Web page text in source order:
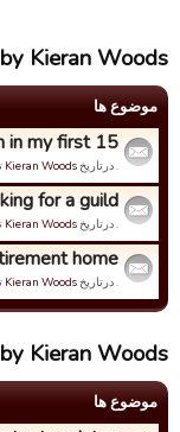
Kieran Woods
موضوع ها
my first 15?
. درتاریخKieran Woods
for a guild
. درتاریخKieran Woods
home
. درتاریخKieran Woods
Kieran Woods
موضوع ها